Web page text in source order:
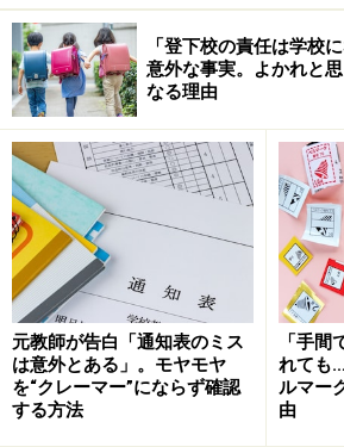
分の目標タイムに近づけるための取
す。それをわざわざ運動会という場
せて順位をつけることに“教育的な意
いう意見が教員たちから以前より出
たとえば、跳び箱の授業では『こ
か、跳べないか』といった結果だけ
く、跳べない子が跳べるようになる
いいのか、その過程に着目して支援
やクラスごとに目標を決めて皆で工
いながら競技と向き合うのが本来の
はないでしょうか」と、國分前校長
「登下校の責任は学校
意外な事実。よかれと
なる理由
元教師が告白「通知表のミス
は意外とある」。モヤモヤ
を“クレーマー”にならず確認
する方法
「手
れても
ルマー
由